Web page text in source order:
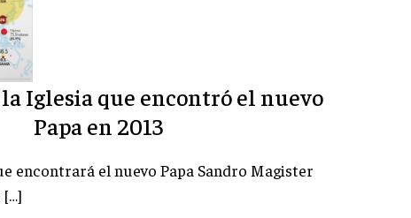
Iglesia que encontró el nuevo
Papa en 2013
encontrará el nuevo Papa Sandro Magister
[…]